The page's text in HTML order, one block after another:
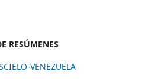
RESÚMENES
VENEZUELA